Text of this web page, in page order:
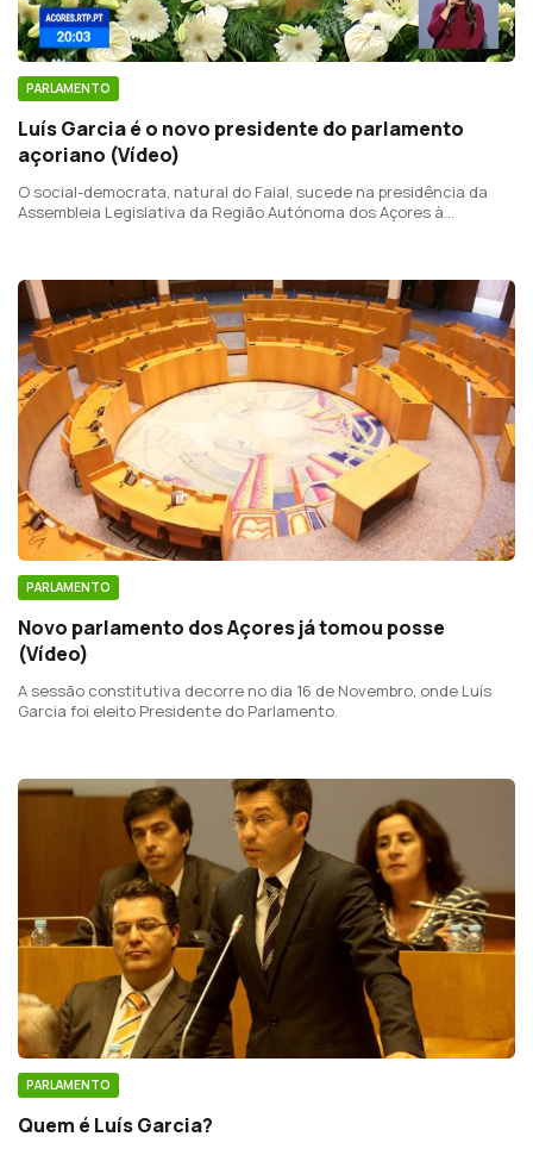
PARLAMENTO
Luís Garcia é o novo presidente do parlamento
açoriano (Vídeo)
O social-democrata, natural do Faial, sucede na presidência da
Assembleia Legislativa da Região Autónoma dos Açores à
PARLAMENTO
Novo parlamento dos Açores já tomou posse
(Vídeo)
A sessão constitutiva decorre no dia 16 de Novembro, onde Luís
Garcia foi eleito Presidente do Parlamento.
PARLAMENTO
Quem é Luís Garcia?